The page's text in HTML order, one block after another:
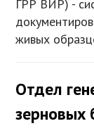
ГРР ВИР) -
живых
Отдел
зерновых